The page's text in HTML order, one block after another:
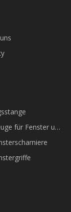
für Fenster und